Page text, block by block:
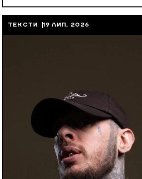
ТЕКСТИ 19 ЛИП, 2026